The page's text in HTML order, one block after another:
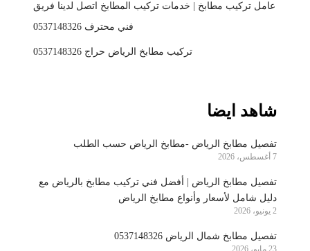
عامل تركيب مطابخ | خدمات تركيب المطابخ اتصل لدينا فريق
فني محترف 0537148326
تركيب مطابخ الرياض حراج 0537148326
شاهد ايضا
تفصيل مطابخ الرياض -مطابخ الرياض حسب الطلب
7 أغسطس، 2026
تفصيل مطابخ الرياض | أفضل فني تركيب مطابخ بالرياض مع
دليل شامل لأسعار وأنواع مطابخ الرياض
2 يونيو، 2026
تفصيل مطابخ شمال الرياض 0537148326
23 مايو، 2026